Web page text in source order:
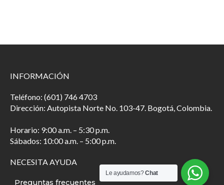
INFORMACIÓN
Teléfono: (601) 746 4703
Dirección: Autopista Norte No. 103-47. Bogotá, Colombia.
Horario: 9:00 a.m. – 5:30 p.m.
Sábados: 10:00 a.m. – 5:00 p.m.
NECESITA AYUDA
Preguntas frecuentes
Le ayudamos?Chat